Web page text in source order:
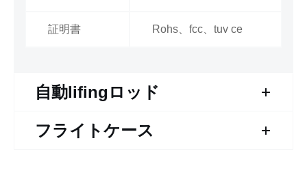
証明書 Rohs、fcc、tuv ce
自動lifingロッド
フライトケース